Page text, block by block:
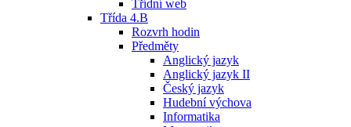
Třídní web
Třída 4.B
Rozvrh hodin
Předměty
Anglický jazyk
Anglický jazyk II
Český jazyk
Hudební výchova
Informatika